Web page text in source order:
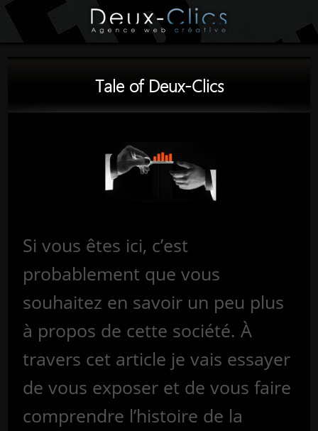
Tale of Deux-Clics
Si vous êtes ici, c’est
probablement que vous
souhaitez en savoir un peu plus
à propos de cette société. À
travers cet article je vais essayer
de vous exposer et de vous faire
comprendre l’histoire de la